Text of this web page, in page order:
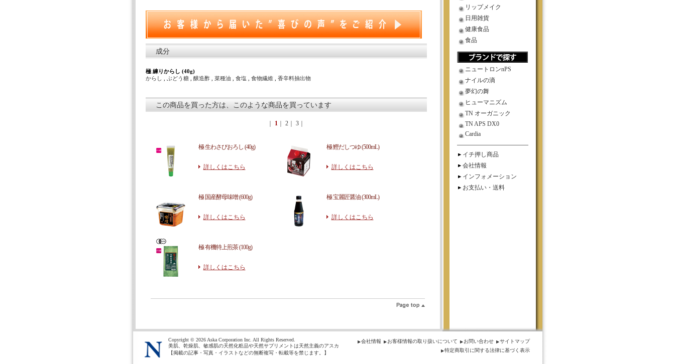
成分
極 練りからし (40g)
からし
ぶどう糖 醸造酢 菜種油 食塩 食物繊維 香辛料抽出物
この商品を買った方は、このような商品を買っています
1 2 3
極 生わさびおろし (40g)
詳しくはこちら
極 鰹だしつゆ (500mL)
詳しくはこちら
極 国産酵母味噌 (600g)
詳しくはこちら
極 宝麗匠醤油 (300mL)
詳しくはこちら
極 有機特上煎茶 (100g)
詳しくはこちら
リップメイク
日用雑貨
健康食品
食品
ニュートロンnPS
ナイルの滴
夢幻の舞
ヒューマニズム
TN オーガニック
TN APS DX0
Cardia
イチ押し商品
会社情報
インフォメーション
お支払い・送料
サイトマップ
お問い合わせ
お客様情報の取り扱いについて
会社情報
特定商取引に関する法律に基づく表示
Copyright © 2026 Aska Corporation Inc. All Rights Reserved.
美肌、乾燥肌、敏感肌の天然化粧品や天然サプリメントは天然主義のアスカ
【掲載の記事・写真・イラストなどの無断複写・転載等を禁じます。】